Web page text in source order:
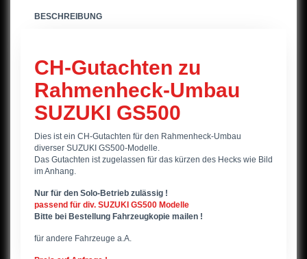
GSXR600,01-03
GSXR600,04-05
GSXR600,06-07
GSXR600,08-09
GSXR600,10-
DR600
BESCHREIBUNG
CH-Gutachten zu
Rahmenheck-Umbau
SUZUKI GS500
Dies ist ein CH-Gutachten für den Rahmenheck-Umbau
diverser SUZUKI GS500-Modelle.
Das Gutachten ist zugelassen für das kürzen des Hecks wie Bild
im Anhang.
Nur für den Solo-Betrieb zulässig !
passend für div. SUZUKI GS500 Modelle
Bitte bei Bestellung Fahrzeugkopie mailen !
für andere Fahrzeuge a.A.